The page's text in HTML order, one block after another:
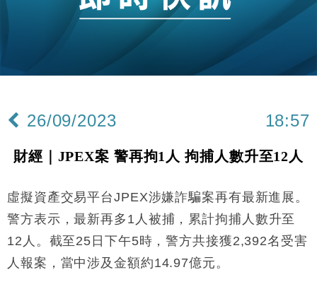
15:11
財經｜韓股反覆波動收跌 連挫7周創逾3年最長跌勢
財經｜內地7月美元計價出口增近24%勝預期 貿易順
11:12
國際｜特朗普料美伊戰事快結束 承認部分彈藥庫存緊
15:59
財經｜SA售股自救後再出手 斥4億美元押注未上市公
18:31
財經｜華僑銀行上半年淨利創新高 中期息增15%至
47仙
17:33
財經｜滙豐上調香港今年GDP預測至4.5% 看好貿易
及消費表現
16:47
本地｜假冒內地執法人員要求交「保證金」 43歲女子
26/09/2023 18:57
財經｜JPEX案 警再拘1人 拘捕人數升至12人
虛擬資產交易平台JPEX涉嫌詐騙案再有最新進展。
警方表示，最新再多1人被捕，累計拘捕人數升至
12人。截至25日下午5時，警方共接獲2,392名受害
人報案，當中涉及金額約14.97億元。